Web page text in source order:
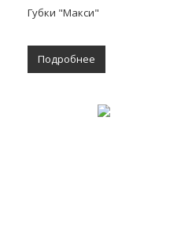
Губки "Макси"
Подробнее